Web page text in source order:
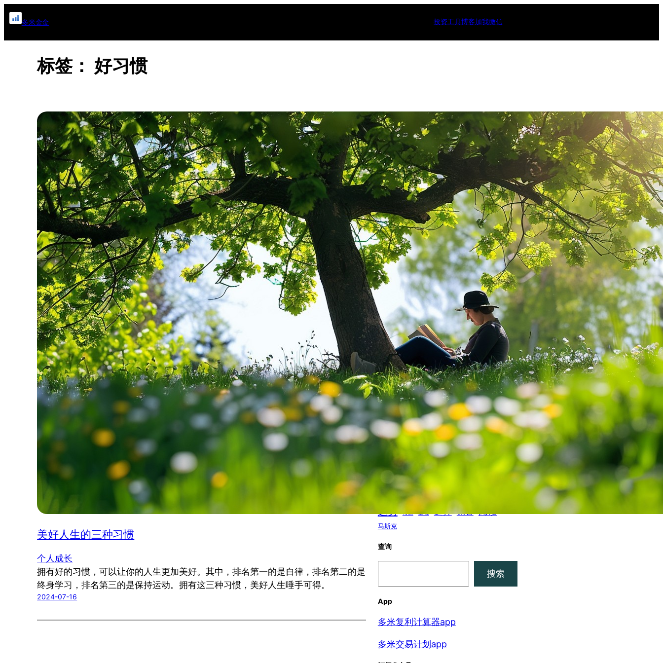
跳
至
多米金金 投资工具博客加我微信
标签： 好习惯
美好人生的三种习惯
个人成长
拥有好的习惯，可以让你的人生更加美好。其中，排名第一的是自律，排名第二的是
终身学习，排名第三的是保持运动。拥有这三种习惯，美好人生唾手可得。
2024-07-16
分类
一起变富
(10)
个人成长 (46)
人工智能(AI)
健康(8)
写作(7)
多米系统(1)
奇怪说法(15)
学习与工作
(3)
未分类 (23)
结构失真(1)
职场(8)
赚钱帮手 (6)
金金学交易
(40)
金金小记
(1)
金金爱赚钱(26)
金金生活家(8)
金金看世界(17)
金金聊健康(1)
金金谈人生(3)
标签
乔布斯 交易 信任 健康 兴趣
兴趣爱好 决策力 创业 婚姻 学习 学习方法
思维方式 情绪管理 成交量 成功
投资 时间 期货 机会 模仿
睡眠 经济 经济周期 职业转换
职场 营销 认知
趋势 转运 逆境 选择 销售 阅读
马斯克
查询
搜索
App
多米复利计算器app
多米交易计划app